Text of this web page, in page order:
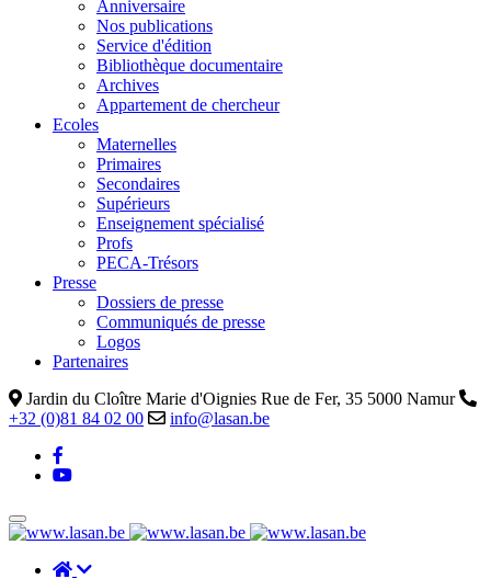
Anniversaire
Nos publications
Service d'édition
Bibliothèque documentaire
Archives
Appartement de chercheur
Ecoles
Maternelles
Primaires
Secondaires
Supérieurs
Enseignement spécialisé
Profs
PECA-Trésors
Presse
Dossiers de presse
Communiqués de presse
Logos
Partenaires
Jardin du Cloître Marie d'Oignies Rue de Fer, 35 5000 Namur
+32 (0)81 84 02 00
info@lasan.be